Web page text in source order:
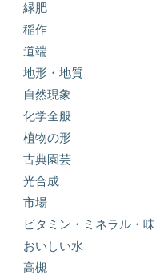
緑肥
稲作
道端
地形・地質
自然現象
化学全般
植物の形
古典園芸
光合成
市場
ビタミン・ミネラル・味
おいしい水
高槻